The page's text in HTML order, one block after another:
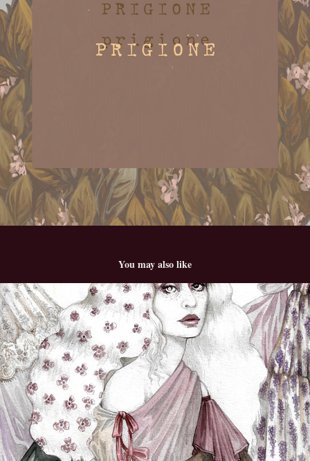
You may also like
La Dama
2023